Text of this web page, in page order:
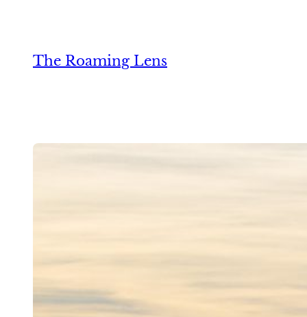
springen
The Roaming Lens